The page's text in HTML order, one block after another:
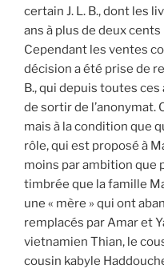
certain J. L. B., dont les
ans à plus de deux
Cependant les ventes
décision a été prise de
B., qui depuis toutes
de sortir de l’anonymat.
mais à la condition que
rôle, qui est proposé à
moins par ambition que
timbrée que la famille
une « mère » qui ont
remplacés par Amar et
vietnamien Thian, le
cousin kabyle